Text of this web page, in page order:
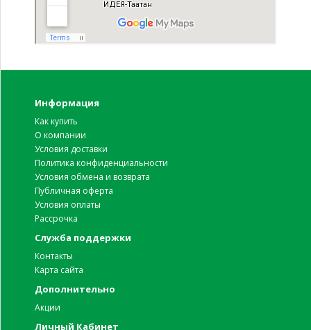
Информация
Как купить
О компании
Условия доставки
Политика конфиденциальности
Условия обмена и возврата
Публичная оферта
Условия оплаты
Рассрочка
Служба поддержки
Контакты
Карта сайта
Дополнительно
Акции
Личный Кабинет